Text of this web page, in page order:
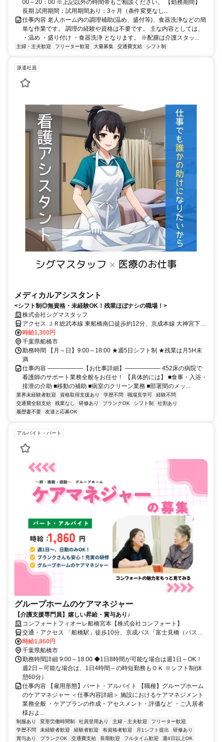
00～20：00 ※上記以外の時間帯もご相談ください。 【勤務期間】
長期 試用期間：試用期間あり：3ヶ月（条件変更なし...
仕事内容 老人ホーム内の調理補助(温め、盛付等)、食器洗浄などの簡
単な作業です。 調理の経験や資格は不要です。 主な内容としては、
・温め ・盛り付け ・食器洗浄 となります。 ※配膳は介護スタッ...
主婦・主夫歓迎 フリーター歓迎 大量募集 交通費支給 シフト制
派遣社員
メディカルアシスタント
<シフト制◎無資格・未経験OK！残業ほぼナシの職場！>
株式会社シグマスタッフ
アクセス ＪＲ総武本線 東船橋南口徒歩約12分、京成本線 大神宮下徒
歩約14分、東武野田線〔アーバンパークライン〕 船橋南口徒歩約15
分 JR総武線：東船橋駅徒歩10分
時給1,300円
千葉県船橋市
勤務時間 【月～日】9:00～18:00 ★週5日シフト制 ★残業は月5H未
満
仕事内容 ――――――【お仕事詳細】―――――― 452床の病院で
看護師のサポート業務全般をお任せ！ 【具体的には】 ■食事・入浴・
排泄の介助 ■移動の補助 ■病室のクリーン業務 ■部署間のメッ...
業界未経験者歓迎 資格取得支援あり 学歴不問 職場見学可
経験不問
交通費全額支給
残業なし 研修あり ブランクOK シフト制
社割あり
履歴書不要
友達と応募OK
アルバイト・パート
グループホームのケアマネジャー
【介護支援専門員】嬉しい昇給・賞与あり♪
コンフォートフィオーレ船橋宮本【株式会社コンフォート】
交通・アクセス 「船橋駅」徒歩10分、京成バス「富士見橋（バス
停）」徒歩11分
時給1,860円
千葉県船橋市
勤務時間詳細 9:00～18:00 ◆1日8時間が可能な場合は週1日～OK！
週2日～可能な場合は、1日4時間～の時短勤務もＯＫ ※シフト制(休
憩60分）
仕事内容 【雇用形態】パート・アルバイト 【職種】グループホーム
のケアマネジャー ＜仕事内容詳細＞ 施設におけるケアマネジメント
業務全般 ・ケアプランの作成・アセスメント・評価など ・ご入居者
様およ...
制服あり 変形労働時間制 社員登用あり 主婦・主夫歓迎
フリーター歓迎
学歴不問
未経験者歓迎 経験者歓迎 有資格者歓迎 月1シフト提出
研修あり
賞与あり
ブランクOK 交通費支給 長期歓迎 フルタイム歓迎 週4日以上OK